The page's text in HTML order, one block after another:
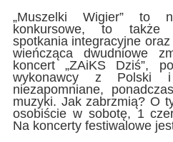
„Muszelki Wigier” to
konkursowe, to także
spotkania integracyjne
wieńcząca dwudniowe
koncert „ZAiKS Dziś”,
wykonawcy z Polski i
niezapomniane,
muzyki. Jak zabrzmią? O
osobiście w sobotę, 1
Na koncerty festiwalowe